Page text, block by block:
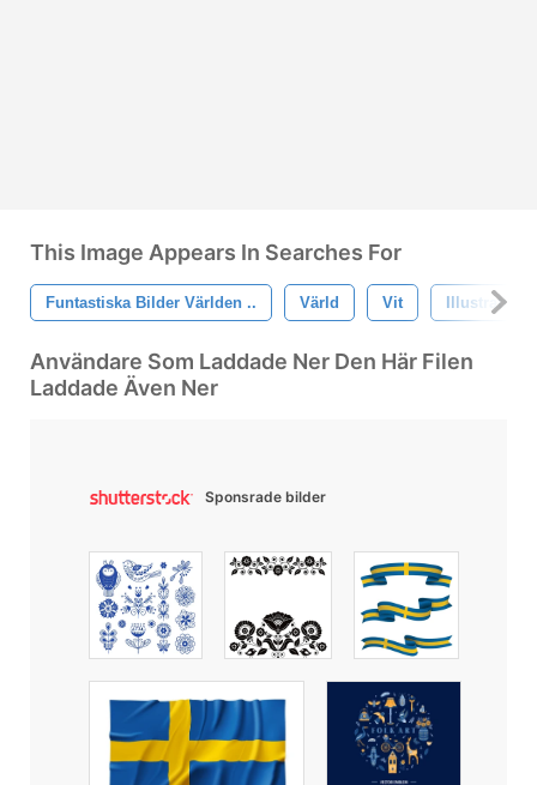
This Image Appears In Searches For
Funtastiska Bilder Världen .. Värld Vit Illustration
Användare Som Laddade Ner Den Här Filen
Laddade Även Ner
Sponsrade bilder